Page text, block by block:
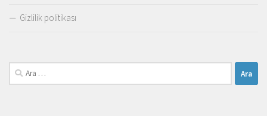
Gizlilik politikası
Arama: